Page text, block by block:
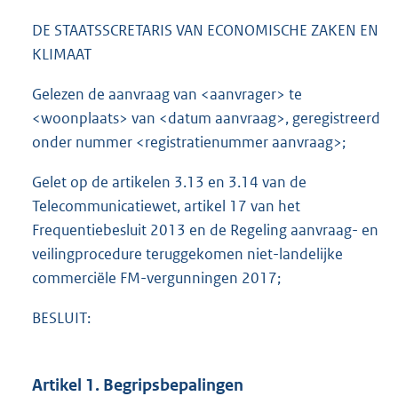
DE STAATSSCRETARIS VAN ECONOMISCHE ZAKEN EN
KLIMAAT
Gelezen de aanvraag van <aanvrager> te
<woonplaats> van <datum aanvraag>, geregistreerd
onder nummer <registratienummer aanvraag>;
Gelet op de artikelen 3.13 en 3.14 van de
Telecommunicatiewet, artikel 17 van het
Frequentiebesluit 2013 en de Regeling aanvraag- en
veilingprocedure teruggekomen niet-landelijke
commerciële FM-vergunningen 2017;
BESLUIT:
Artikel 1. Begripsbepalingen